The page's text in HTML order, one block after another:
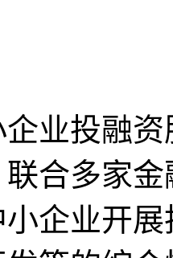
业投融
合多家
企业开